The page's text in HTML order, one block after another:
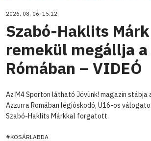
2026. 08. 06. 15:12
Szabó-Haklits Márk
remekül megállja
Rómában – VIDEÓ
Az M4 Sporton látható Jövünk! magazin stábja
Azzurra Romában légióskodó, U16-os
Szabó-Haklits Márkkal forgatott.
#KOSÁRLABDA